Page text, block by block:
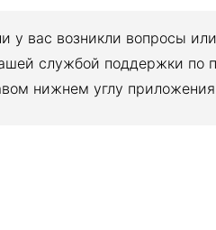
у вас возникли вопросы
службой поддержки по
нижнем углу